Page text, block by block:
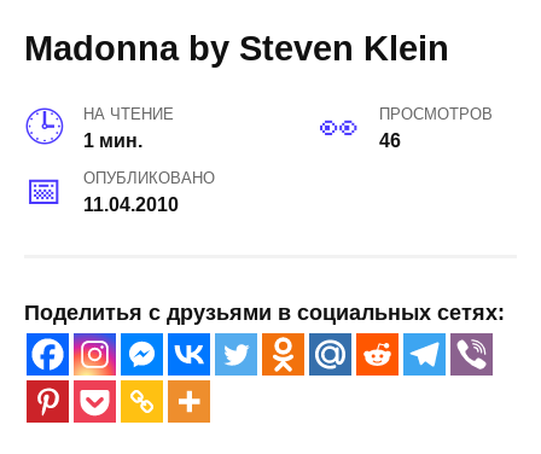
Madonna by Steven Klein
НА ЧТЕНИЕ
1 мин.
ПРОСМОТРОВ
46
ОПУБЛИКОВАНО
11.04.2010
Поделитья с друзьями в социальных сетях: